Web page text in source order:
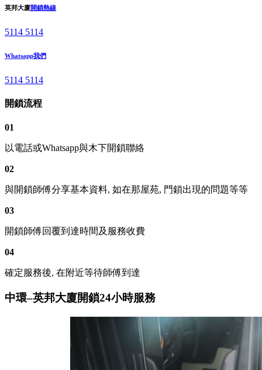
英邦大廈開鎖熱線
5114 5114
Whatsapp我們
5114 5114
開鎖流程
01
以電話或Whatsapp與木下開鎖聯絡
02
與開鎖師傅分享基本資料, 如在那屋苑, 門鎖出現的問題等等
03
開鎖師傅回覆到達時間及服務收費
04
確定服務後, 在附近等待師傅到達
中環–英邦大廈開鎖24小時服務